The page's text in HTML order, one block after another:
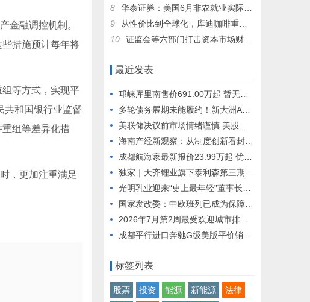
金融调控机制。
措施预计每年将
等方式，实现平
共和国银行业监督
组等差异化措
，更加注重满足
8
华泰证券：美国6月非农就业实际趋势明显走弱 9月开启降息周期目前可能为大概率事件
9
从性价比到全球化，库迪咖啡重塑咖啡市场格局！
10
证监会等六部门打击资本市场财务造假：违规披露刑期上限由3年提高至10年
最近发表
邛崃库里南售价691.00万起 暂无优惠
多轮债务展期未能履约！新大洲A大额重组债务逾期遭长城资管起诉追偿，抵押、质押资产面临处置风险
美联储决议前市场情绪谨慎 美股期指走弱 油价飙升近6% | 今夜看点
海南产经新观察：从制度创新看封关成效
成都航海家最新报价23.99万起 优惠高达6.99万
独家｜天齐锂业旗下泰利森第三期化学级锂精矿工厂预计未来数日内复产，二季度锂辉石售价环比上涨37%
光明乳业迎来“史上最年轻”董事长，换帅后面临哪些压力？
国家发改委：中欧班列已成为保障国际运输通道畅通的“稳定器”
2026年7月第2周最受欢迎城市排名——石家庄位居全国第172026年7月第2周最受欢迎城市排名——石家庄位居全国第17
成都平行进口奔驰G级美版平价销售230万起
标签列表
股票 投资 能源 新能源
法律